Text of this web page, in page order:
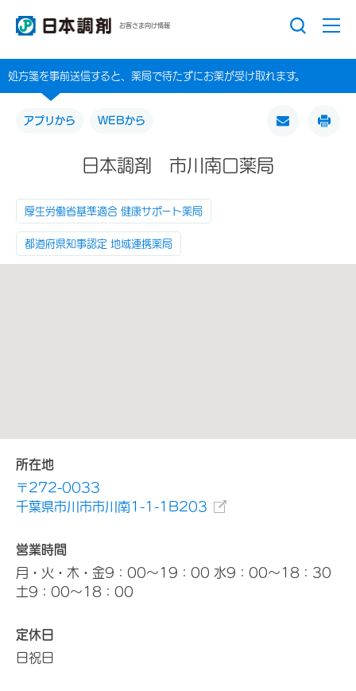
お客さま向け情報
処方箋を事前送信すると、薬局で待たずにお薬が受け取れます。
アプリから WEBから
日本調剤 市川南口薬局
厚生労働省基準適合 健康サポート薬局
都道府県知事認定 地域連携薬局
所在地
〒272-0033
千葉県市川市市川南1-1-1B203
営業時間
月・火・木・金9：00～19：00 水9：00～18：30
土9：00～18：00
定休日
日祝日